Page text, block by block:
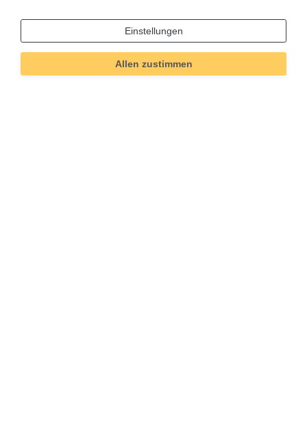
Einstellungen
Allen zustimmen